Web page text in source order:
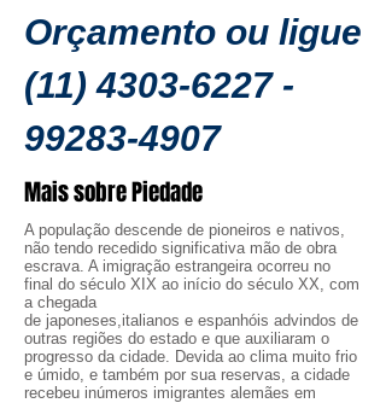
Orçamento ou ligue
(11) 4303-6227 -
99283-4907
Mais sobre Piedade
A população descende de pioneiros e nativos,
não tendo recedido significativa mão de obra
escrava. A imigração estrangeira ocorreu no
final do século XIX ao início do século XX, com
a chegada
de japoneses,italianos e espanhóis advindos de
outras regiões do estado e que auxiliaram o
progresso da cidade. Devida ao clima muito frio
e úmido, e também por sua reservas, a cidade
recebeu inúmeros imigrantes alemães em